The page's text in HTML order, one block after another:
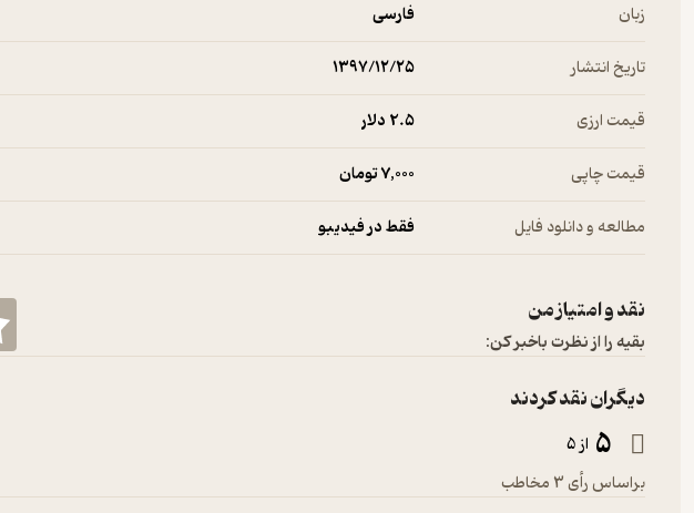
زبان فارسی
تاریخ انتشار ۱۳۹۷/۱۲/۲۵
قیمت ارزی 2.۵ دلار
قیمت چاپی 7,000 تومان
مطالعه و دانلود فایل فقط در فیدیبو
نقد و امتیاز من
بقیه را از نظرت باخبر کن:
دیگران نقد کردند
5 از 5
براساس رأی 3 مخاطب